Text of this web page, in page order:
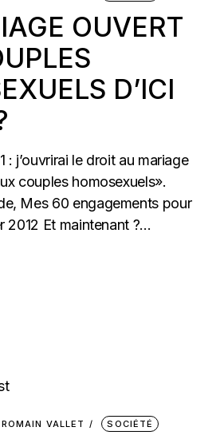
OUVERT
D’ICI
: j’ouvrirai le droit au mariage
couples homosexuels».
Mes 60 engagements pour
2012 Et maintenant ?...
ROMAIN VALLET SOCIÉTÉ